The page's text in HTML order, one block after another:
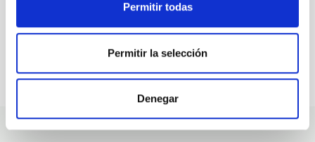
Permitir todas
Permitir la selección
Denegar